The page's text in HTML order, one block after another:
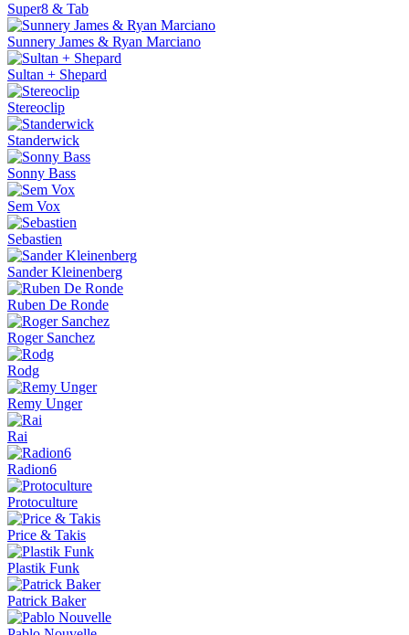
Super8 & Tab
Sunnery James & Ryan Marciano
Sultan + Shepard
Stereoclip
Standerwick
Sonny Bass
Sem Vox
Sebastien
Sander Kleinenberg
Ruben De Ronde
Roger Sanchez
Rodg
Remy Unger
Rai
Radion6
Protoculture
Price & Takis
Plastik Funk
Patrick Baker